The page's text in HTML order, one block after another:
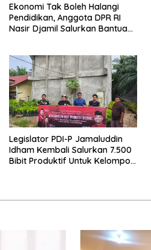
Ekonomi Tak Boleh Halangi
Pendidikan, Anggota DPR RI
Nasir Djamil Salurkan Bantuan
Legislator PDI-P Jamaluddin
Idham Kembali Salurkan 7.500
Bibit Produktif Untuk Kelompok